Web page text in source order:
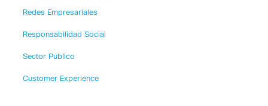
Redes Empresariales
Responsabilidad Social
Sector Público
Customer Experience